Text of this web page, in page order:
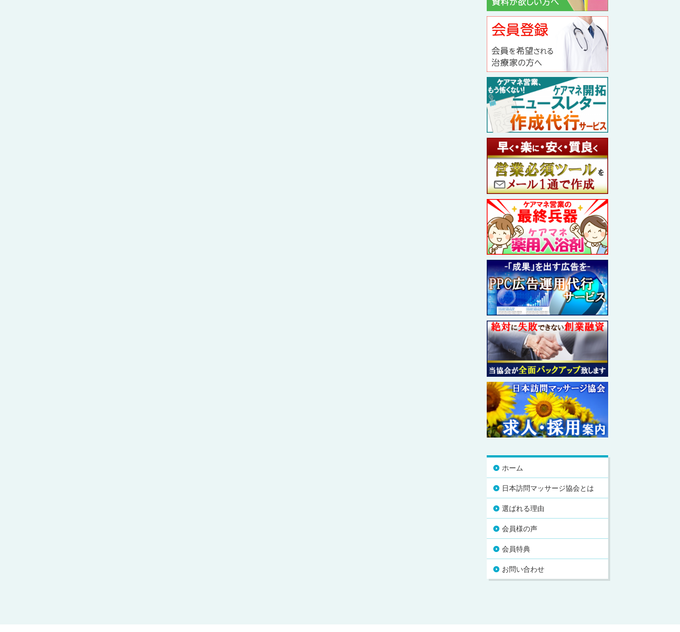
ホーム
日本訪問マッサージ協会とは
選ばれる理由
会員様の声
会員特典
お問い合わせ